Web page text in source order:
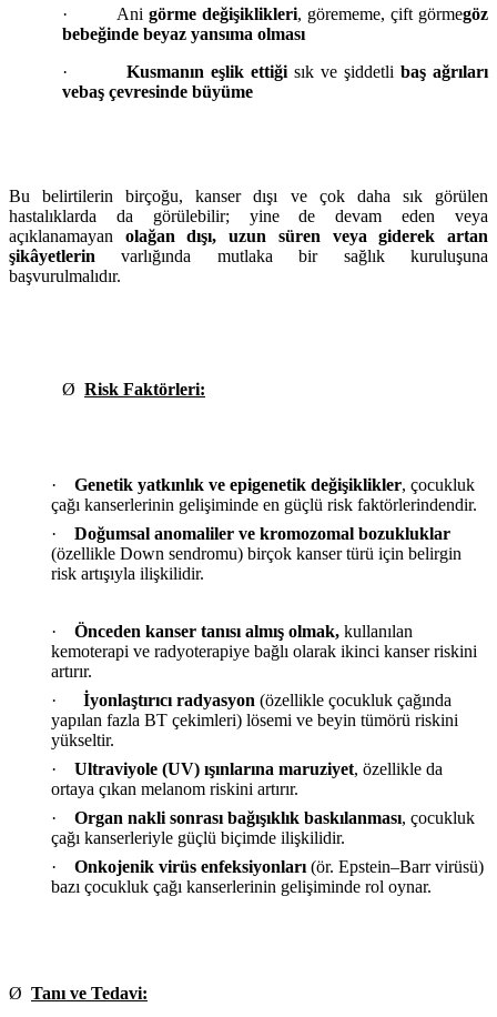
· Ani görme değişiklikleri, görememe, çift görmegöz
bebeğinde beyaz yansıma olması
·Kusmanın eşlik ettiği sık ve şiddetlibaş ağrıları
vebaş çevresinde büyüme
Bu belirtilerin birçoğu, kanser dışı ve çok daha sık görülen
hastalıklarda da görülebilir; yine de devam eden veya
açıklanamayan olağan dışı, uzun süren veya giderek artan
şikâyetlerin varlığında mutlaka bir sağlık kuruluşuna
başvurulmalıdır.
Ø Risk Faktörleri:
· Genetik yatkınlık ve epigenetik değişiklikler, çocukluk
çağı kanserlerinin gelişiminde en güçlü risk faktörlerindendir.
· Doğumsal anomaliler ve kromozomal bozukluklar
(özellikle Down sendromu) birçok kanser türü için belirgin
risk artışıyla ilişkilidir.
· Önceden kanser tanısı almış olmak,kullanılan
kemoterapi ve radyoterapiye bağlı olarak ikinci kanser riskini
artırır.
· İyonlaştırıcı radyasyon (özellikle çocukluk çağında
yapılan fazla BT çekimleri) lösemi ve beyin tümörü riskini
yükseltir.
· Ultraviyole (UV) ışınlarına maruziyet, özellikle da
ortaya çıkan melanom riskini artırır.
· Organ nakli sonrası bağışıklık baskılanması, çocukluk
çağı kanserleriyle güçlü biçimde ilişkilidir.
· Onkojenik virüs enfeksiyonları(ör. Epstein–Barr virüsü)
bazı çocukluk çağı kanserlerinin gelişiminde rol oynar.
Ø Tanı ve Tedavi: